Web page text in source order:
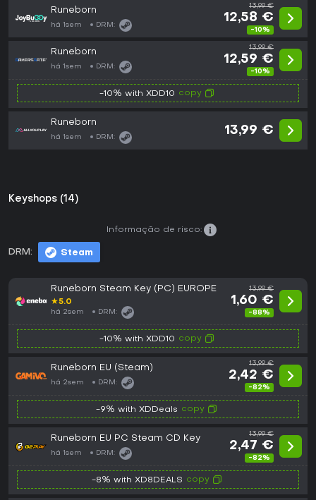
Runeborn
há 1sem DRM:
13,99 €
12,58 €
-10%
Runeborn
há 1sem DRM:
13,99 €
12,59 €
-10%
-10% with XDD10 copy
Runeborn
há 1sem DRM:
13,99 €
Keyshops (14)
DRM: Steam
Informação de risco:
Runeborn Steam Key (PC) EUROPE
★5.0
há 2sem DRM:
13,99 €
1,60 €
-88%
-10% with XDD10 copy
Runeborn EU (Steam)
há 2sem DRM:
13,99 €
2,42 €
-82%
-9% with XDDeals copy
Runeborn EU PC Steam CD Key
há 1sem DRM:
13,99 €
2,47 €
-82%
-8% with XD8DEALS copy